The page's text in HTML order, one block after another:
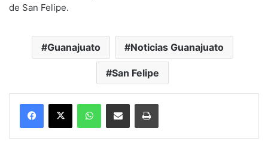
de San Felipe.
Guanajuato Noticias Guanajuato
San Felipe